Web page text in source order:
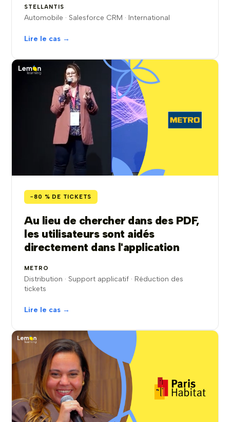
STELLANTIS
Automobile · Salesforce CRM · International
Lire le cas →
−80 % DE TICKETS
Au lieu de chercher dans des PDF,
les utilisateurs sont aidés
directement dans l'application
METRO
Distribution · Support applicatif · Réduction des
tickets
Lire le cas →